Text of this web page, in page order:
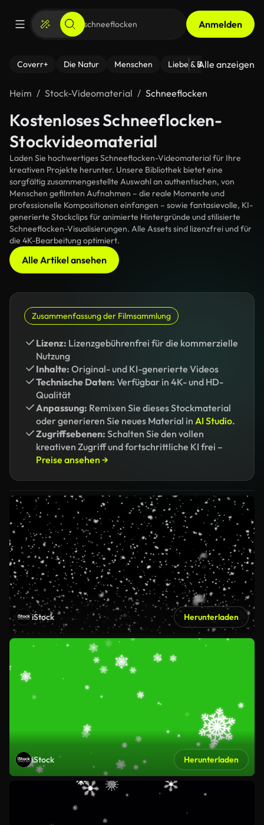
Anmelden
Coverr+ Die Natur Menschen Liebe & Beziehungen
Alle anzeigen
Heim Stock-Videomaterial Schneeflocken
Kostenloses Schneeflocken-
Stockvideomaterial
Laden Sie hochwertiges Schneeflocken-Videomaterial für Ihre
kreativen Projekte herunter. Unsere Bibliothek bietet eine
sorgfältig zusammengestellte Auswahl an authentischen, von
Menschen gefilmten Aufnahmen – die reale Momente und
professionelle Kompositionen einfangen – sowie fantasievolle, KI-
generierte Stockclips für animierte Hintergründe und stilisierte
Schneeflocken-Visualisierungen. Alle Assets sind lizenzfrei und für
die 4K-Bearbeitung optimiert.
Alle Artikel ansehen
Zusammenfassung der Filmsammlung
Lizenz: Lizenzgebührenfrei für die kommerzielle
Nutzung
Inhalte: Original- und KI-generierte Videos
Technische Daten: Verfügbar in 4K- und HD-
Qualität
Anpassung: Remixen Sie dieses Stockmaterial
oder generieren Sie neues Material in AI Studio.
Zugriffsebenen: Schalten Sie den vollen
kreativen Zugriff und fortschrittliche KI frei –
Preise ansehen →
iStock Herunterladen
iStock Herunterladen